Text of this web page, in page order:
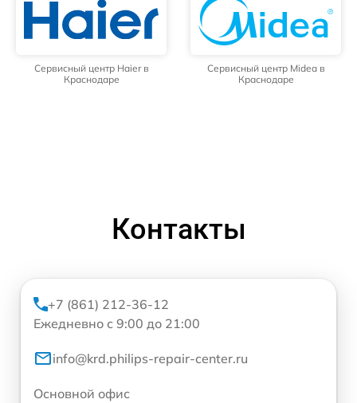
Сервисный центр Haier в
Краснодаре
Сервисный центр Midea в
Краснодаре
Контакты
+7 (861) 212-36-12
Ежедневно с 9:00 до 21:00
info@krd.philips-repair-center.ru
Основной офис